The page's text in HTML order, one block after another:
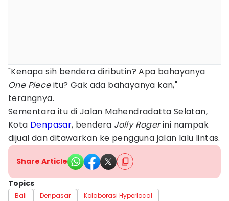
"Kenapa sih bendera diributin? Apa bahayanya
One Pieceitu? Gak ada bahayanya kan,"
terangnya.
Sementara itu di Jalan Mahendradatta Selatan,
Kota Denpasar, bendera Jolly Rogerini nampak
dijual dan ditawarkan ke pengguna jalan lalu lintas.
Share Article
Topics
Bali Denpasar Kolaborasi Hyperlocal